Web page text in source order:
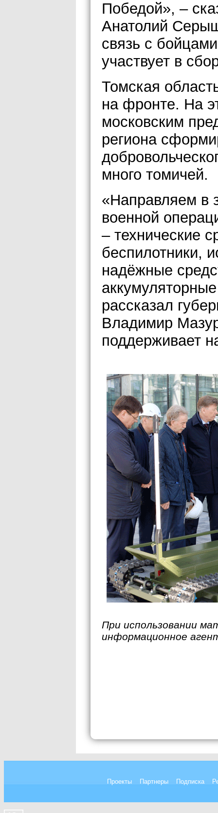
Победой», –
Анатолий
связь с
участвует в
Томская
на фронте. На
московским
региона
много томичей.
«Направляем в
военной
– технические
беспилотники,
надёжные
рассказал
Владимир
поддерживает
При использовании
информационное
Проекты Партнеры Подписка